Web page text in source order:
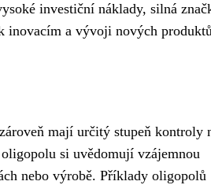
investiční náklady, silná
inovacím a vývoji nových
mají určitý stupeň kontroly
si uvědomují vzájemnou
nebo výrobě. Příklady oligopolů